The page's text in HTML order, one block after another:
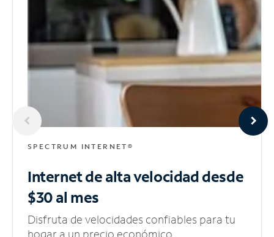
SPECTRUM INTERNET®
Internet de alta velocidaddesde
$30 al mes
Disfruta de velocidades confiables para tu
hogar a un precio económico.